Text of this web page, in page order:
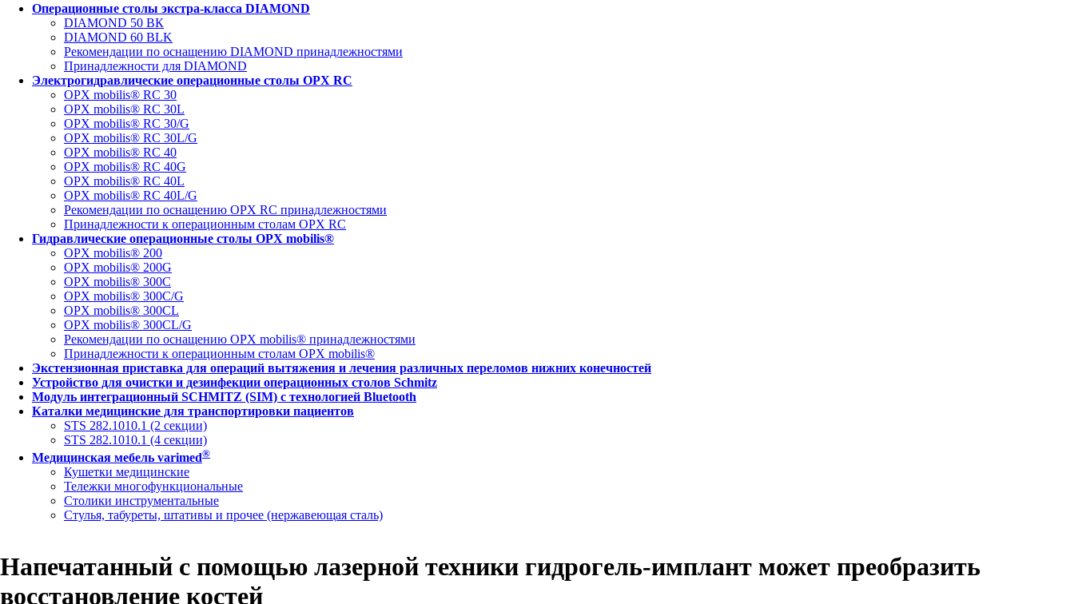
Операционные столы экстра-класса DIAMOND
DIAMOND 50 ВК
DIAMOND 60 BLK
Рекомендации по оснащению DIAMOND принадлежностями
Принадлежности для DIAMOND
Электрогидравлические операционные столы OPX RC
OPX mobilis® RC 30
OPX mobilis® RC 30L
OPX mobilis® RC 30/G
OPX mobilis® RC 30L/G
OPX mobilis® RC 40
OPX mobilis® RC 40G
OPX mobilis® RC 40L
OPX mobilis® RC 40L/G
Рекомендации по оснащению OPX RC принадлежностями
Принадлежности к операционным столам OPX RC
Гидравлические операционные столы OPX mobilis®
OPX mobilis® 200
OPX mobilis® 200G
OPX mobilis® 300C
OPX mobilis® 300C/G
OPX mobilis® 300CL
OPX mobilis® 300CL/G
Рекомендации по оснащению OPX mobilis® принадлежностями
Принадлежности к операционным столам OPX mobilis®
Экстензионная приставка для операций вытяжения и лечения различных переломов нижних конечностей
Устройство для очистки и дезинфекции операционных столов Schmitz
Модуль интеграционный SCHMITZ (SIM) с технологией Bluetooth
Каталки медицинские для транспортировки пациентов
STS 282.1010.1 (2 секции)
STS 282.1010.1 (4 секции)
Медицинская мебель varimed®
Кушетки медицинские
Тележки многофункциональные
Столики инструментальные
Стулья, табуреты, штативы и прочее (нержавеющая сталь)
Напечатанный с помощью лазерной техники гидрогель-имплант может преобразить
восстановление костей